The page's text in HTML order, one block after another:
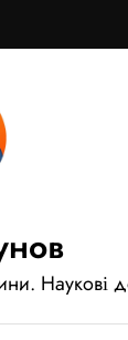
Наукові